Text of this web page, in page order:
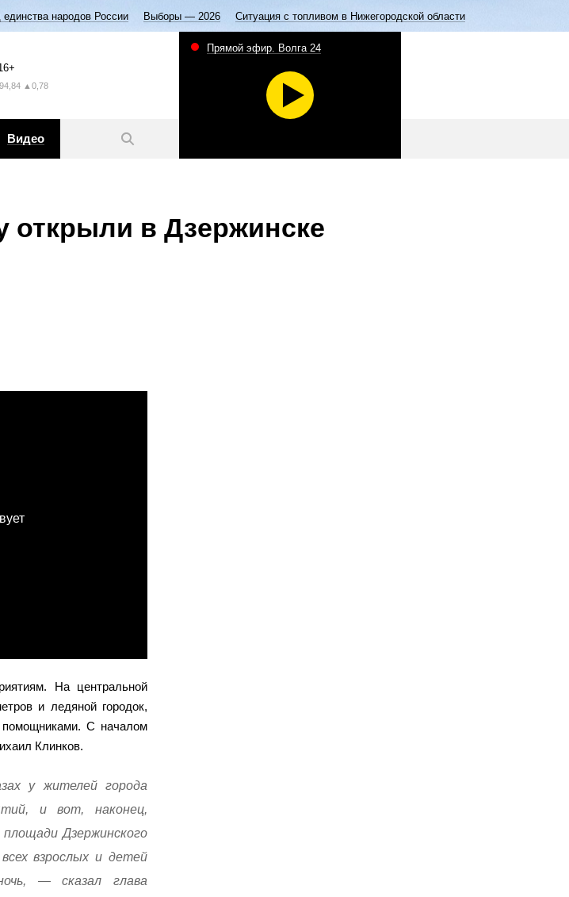
единства народов России Выборы — 2026 Ситуация с топливом в Нижегородской области
94,84 ▲0,78
Видео
Прямой эфир. Волга 24
открыли в Дзержинске
На центральной
и ледяной городок,
С началом
Клинков.
у жителей города
и вот, наконец,
Дзержинского
взрослых и детей
— сказал глава